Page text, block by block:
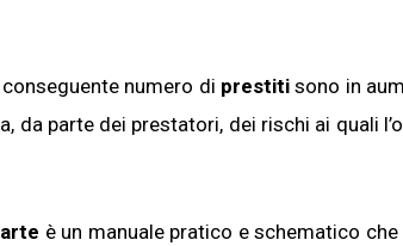
numero di prestitisono in
da parte dei prestatori, dei rischi ai quali
è un manuale pratico e schematico